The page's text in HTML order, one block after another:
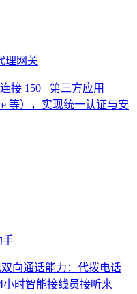
理网关
接 150+ 第三方应用
等），实现统一认证与安
手
向通话能力：代拨电话
时智能接线员接听来